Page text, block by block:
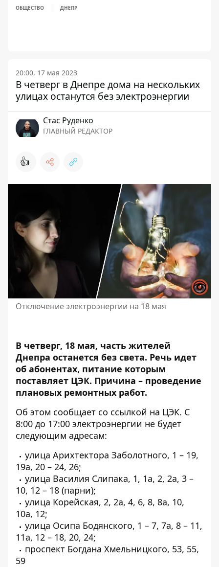
ОБЩЕСТВО ДНЕПР
20:00, 17 мая 2023
В четверг в Днепре дома на нескольких
улицах останутся без электроэнергии
Стаc Руденко
ГЛАВНЫЙ РЕДАКТОР
👍
Отключение электроэнергии на 18 мая
В четверг, 18 мая, часть жителей
Днепра останется без света. Речь идет
об абонентах, питание которым
поставляет ЦЭК. Причина – проведение
плановых ремонтных работ.
Об этом сообщает со ссылкой на ЦЭК. С
8:00 до 17:00 электроэнергии не будет
следующим адресам:
улица Арихтектора Заболотного, 1 – 19,
19а, 20 – 24, 26;
улица Василия Слипака, 1, 1а, 2, 2а, 3 –
10, 12 – 18 (парни);
улица Корейская, 2, 2а, 4, 6, 8, 8а, 10,
10а, 12;
улица Осипа Бодянского, 1 – 7, 7а, 8 – 11,
11а, 12 – 18, 20, 24;
проспект Богдана Хмельницкого, 53, 55,
59